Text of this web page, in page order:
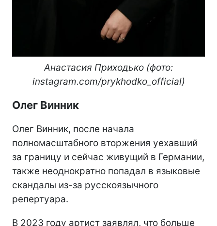
Анастасия Приходько (фото:
instagram.com/prykhodko_official​​)
Олег Винник
Олег Винник, после начала
полномасштабного вторжения уехавший
за границу и сейчас живущий в Германии,
также неоднократно попадал в языковые
скандалы из-за русскоязычного
репертуара.
В 2023 году артист заявлял, что больше